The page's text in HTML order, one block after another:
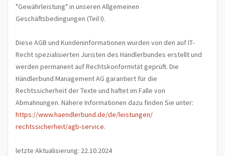
"Gewährleistung" in unseren Allgemeinen
Geschäftsbedingungen (Teil I).
Diese AGB und Kundeninformationen wurden von den auf IT-
Recht spezialisierten Juristen des Händlerbundes erstellt und
werden permanent auf Rechtskonformität geprüft. Die
Händlerbund Management AG garantiert für die
Rechtssicherheit der Texte und haftet im Falle von
Abmahnungen. Nähere Informationen dazu finden Sie unter:
https://www.haendlerbund.de/de/leistungen/
rechtssicherheit/agb-service.
letzte Aktualisierung: 22.10.2024